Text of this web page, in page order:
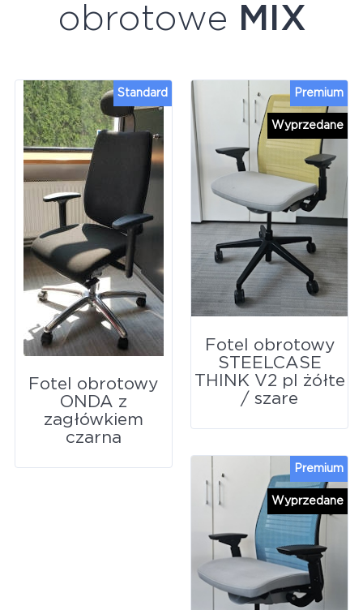
obrotowe MIX
Standard
Fotel obrotowy
ONDA z
zagłówkiem
czarna
Wyprzedane
Premium
Fotel obrotowy
STEELCASE
THINK V2 pl żółte
/ szare
Wyprzedane
Premium